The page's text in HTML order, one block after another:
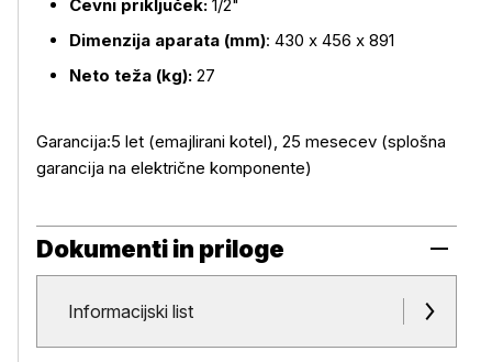
Cevni priključek: 1/2"
Dimenzija aparata (mm): 430 x 456 x 891
Neto teža (kg): 27
Garancija:5 let (emajlirani kotel), 25 mesecev (splošna
garancija na električne komponente)
Dokumenti in priloge
Dokumenti in priloge
Informacijski list